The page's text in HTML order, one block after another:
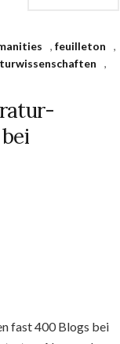
, feuilleton
,
,
fast 400 Blogs bei